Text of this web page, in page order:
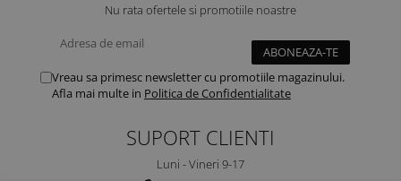
Nu rata ofertele si promotiile noastre
Vreau sa primesc newsletter cu promotiile magazinului.
Afla mai multe in Politica de Confidentialitate
SUPORT CLIENTI
Luni - Vineri 9-17